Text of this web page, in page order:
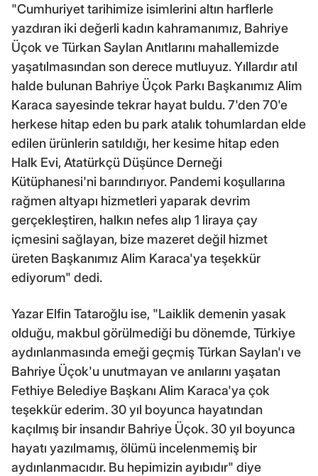
"Cumhuriyet tarihimize isimlerini altın harflerle
yazdıran iki değerli kadın kahramanımız, Bahriye
Üçok ve Türkan Saylan Anıtlarını mahallemizde
yaşatılmasından son derece mutluyuz. Yıllardır atıl
halde bulunan Bahriye Üçok Parkı Başkanımız Alim
Karaca sayesinde tekrar hayat buldu. 7'den 70'e
herkese hitap eden bu park atalık tohumlardan elde
edilen ürünlerin satıldığı, her kesime hitap eden
Halk Evi, Atatürkçü Düşünce Derneği
Kütüphanesi'ni barındırıyor. Pandemi koşullarına
rağmen altyapı hizmetleri yaparak devrim
gerçekleştiren, halkın nefes alıp 1 liraya çay
içmesini sağlayan, bize mazeret değil hizmet
üreten Başkanımız Alim Karaca'ya teşekkür
ediyorum" dedi.
Yazar Elfin Tataroğlu ise, "Laiklik demenin yasak
olduğu, makbul görülmediği bu dönemde, Türkiye
aydınlanmasında emeği geçmiş Türkan Saylan'ı ve
Bahriye Üçok'u unutmayan ve anılarını yaşatan
Fethiye Belediye Başkanı Alim Karaca'ya çok
teşekkür ederim. 30 yıl boyunca hayatından
kaçılmış bir insandır Bahriye Üçok. 30 yıl boyunca
hayatı yazılmamış, ölümü incelenmemiş bir
aydınlanmacıdır. Bu hepimizin ayıbıdır" diye